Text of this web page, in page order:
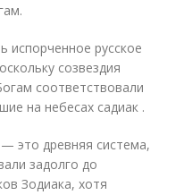
испорченное русское
созвездия
соответствовали
на небесах садиак .
это древняя система,
задолго до
Зодиака, хотя